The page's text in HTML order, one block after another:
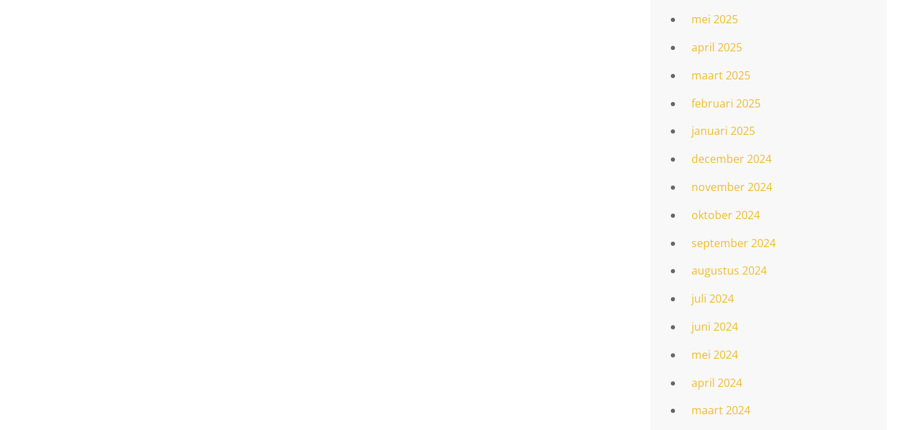
mei 2025
april 2025
maart 2025
februari 2025
januari 2025
december 2024
november 2024
oktober 2024
september 2024
augustus 2024
juli 2024
juni 2024
mei 2024
april 2024
maart 2024